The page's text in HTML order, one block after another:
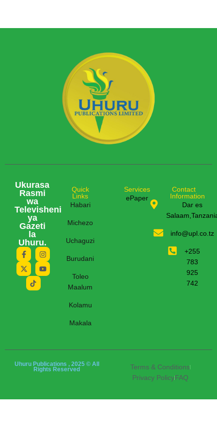
Ukurasa
Rasmi
wa
Televisheni
ya
Gazeti
la
Uhuru.
Quick
Links
Habari
Michezo
Uchaguzi
Burudani
Toleo
Maalum
Kolamu
Makala
Services
ePaper
Contact
Information
Dar es
info@upl.co.tz
+255
783
925
742
Uhuru Publications , 2025 © All
Rights Reserved
Terms & Conditions
Privacy PolicyFAQ